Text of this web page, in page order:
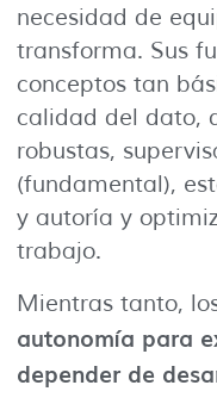
necesidad de
transforma. Sus
conceptos tan
calidad del dato,
robustas,
(fundamental),
y autoría y
trabajo.
Mientras tanto,
autonomía para
depender de